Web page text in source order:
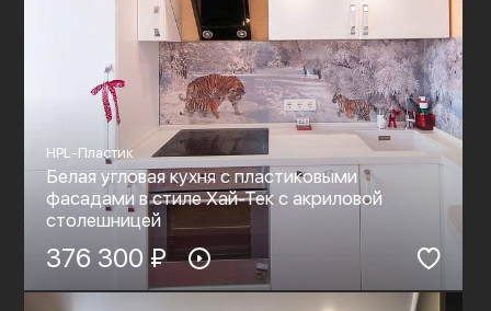
HPL-Пластик
Белая угловая кухня с пластиковыми
фасадами в стиле Хай-Тек c акриловой
столешницей
376 300 ₽